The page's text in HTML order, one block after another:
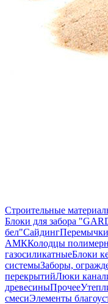
Строительные
Блоки для забора
бел"Сайдинг
АМККолодцы
газосиликатныеБлоки
системыЗаборы,
перекрытийЛюки
древесиныПрочее
смесиЭлементы